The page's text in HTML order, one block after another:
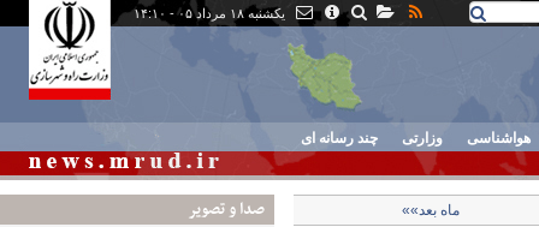
یکشنبه ۱۸ مرداد ۰۵ - ۱۴:۱۰
هواشناسی وزارتی چند رسانه ای
صدا و تصوير ماه بعد»»